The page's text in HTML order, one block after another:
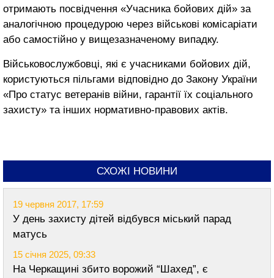
отримають посвідчення «Учасника бойових дій» за
аналогічною процедурою через військові комісаріати
або самостійно у вищезазначеному випадку.
Військовослужбовці, які є учасниками бойових дій,
користуються пільгами відповідно до Закону України
«Про статус ветеранів війни, гарантії їх соціального
захисту» та інших нормативно-правових актів.
СХОЖІ НОВИНИ
19 червня 2017, 17:59
У день захисту дітей відбувся міський парад
матусь
15 січня 2025, 09:33
На Черкащині збито ворожий “Шахед”, є